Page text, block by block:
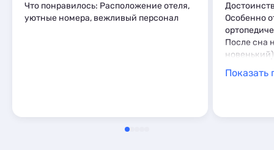
Что понравилось: Расположение отеля,
уютные номера, вежливый персонал
Особенно
После сна
Показать